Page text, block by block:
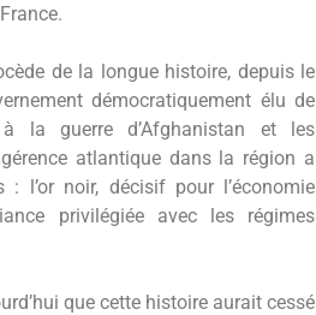
de la longue histoire, depuis le
démocratiquement élu de
la guerre d’Afghanistan et les
atlantique dans la région a
l’or noir, décisif pour l’économie
privilégiée avec les régimes
que cette histoire aurait cessé